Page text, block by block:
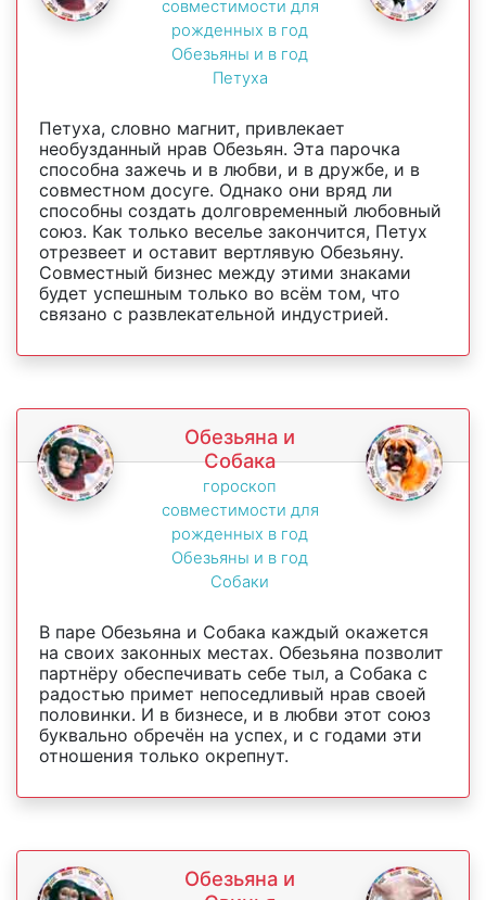
совместимости для
рожденных в год
Обезьяны и в год
Петуха
Петуха, словно магнит, привлекает
необузданный нрав Обезьян. Эта парочка
способна зажечь и в любви, и в дружбе, и в
совместном досуге. Однако они вряд ли
способны создать долговременный любовный
союз. Как только веселье закончится, Петух
отрезвеет и оставит вертлявую Обезьяну.
Совместный бизнес между этими знаками
будет успешным только во всём том, что
связано с развлекательной индустрией.
Обезьяна и
Собака
гороскоп
совместимости для
рожденных в год
Обезьяны и в год
Собаки
В паре Обезьяна и Собака каждый окажется
на своих законных местах. Обезьяна позволит
партнёру обеспечивать себе тыл, а Собака с
радостью примет непоседливый нрав своей
половинки. И в бизнесе, и в любви этот союз
буквально обречён на успех, и с годами эти
отношения только окрепнут.
Обезьяна и